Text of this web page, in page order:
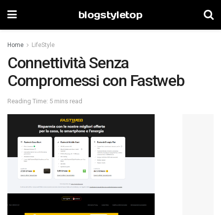
blogstyletop
Home LifeStyle
Connettività Senza
Compromessi con Fastweb
Reading Time: 5 mins read